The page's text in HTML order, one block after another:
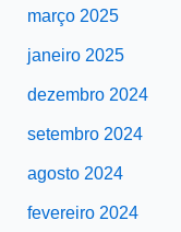
março 2025
janeiro 2025
dezembro 2024
setembro 2024
agosto 2024
fevereiro 2024